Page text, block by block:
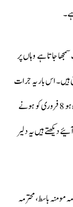
جاتا ہے وہاں پر
ہیں۔ اس بار یہ جرات
چند خواتین نے کر دکھائی ہے اور دھمکیوں سے بےپرواہ ہو 8 فروری کو ہونے
دیکھتے ہیں یہ دلیر
مومنہ باسط، محترمہ